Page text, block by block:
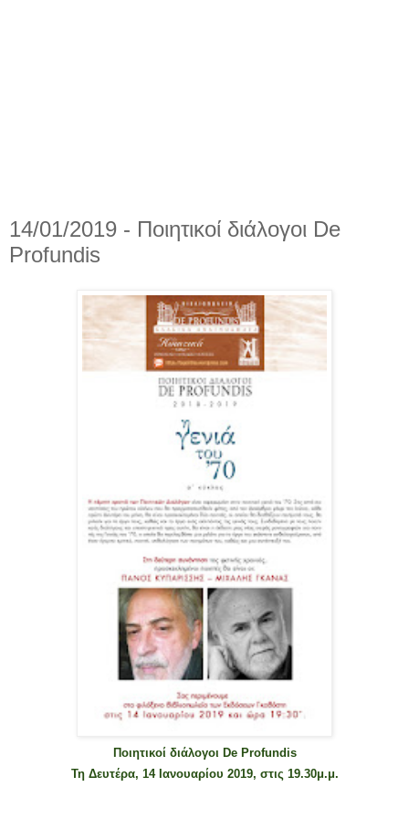
14/01/2019 - Ποιητικοί διάλογοι De
Profundis
Ποιητικοί διάλογοι De Profundis
Τη Δευτέρα, 14 Ιανουαρίου 2019, στις 19.30μ.μ.